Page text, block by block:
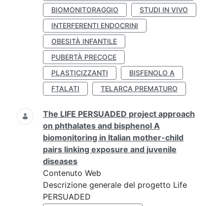
BIOMONITORAGGIO
STUDI IN VIVO
INTERFERENTI ENDOCRINI
OBESITÀ INFANTILE
PUBERTÀ PRECOCE
PLASTICIZZANTI
BISFENOLO A
FTALATI
TELARCA PREMATURO
The LIFE PERSUADED project approach
on phthalates and bisphenol A
biomonitoring in Italian mother-child
pairs linking exposure and juvenile
diseases
Contenuto Web
Descrizione generale del progetto Life
PERSUADED